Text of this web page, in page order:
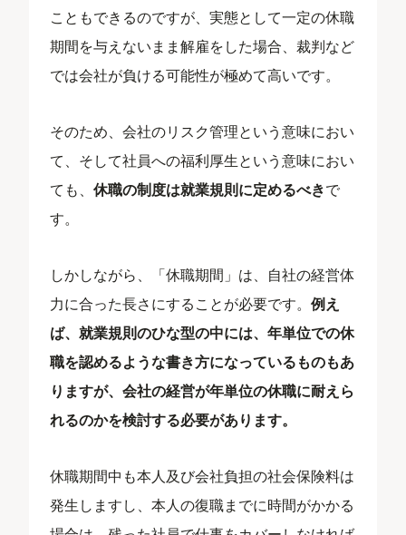
こともできるのですが、実態として一定の休職
期間を与えないまま解雇をした場合、裁判など
では会社が負ける可能性が極めて高いです。
そのため、会社のリスク管理という意味におい
て、そして社員への福利厚生という意味におい
ても、休職の制度は就業規則に定めるべきで
す。
しかしながら、「休職期間」は、自社の経営体
力に合った長さにすることが必要です。例え
ば、就業規則のひな型の中には、年単位での休
職を認めるような書き方になっているものもあ
りますが、会社の経営が年単位の休職に耐えら
れるのかを検討する必要があります。
休職期間中も本人及び会社負担の社会保険料は
発生しますし、本人の復職までに時間がかかる